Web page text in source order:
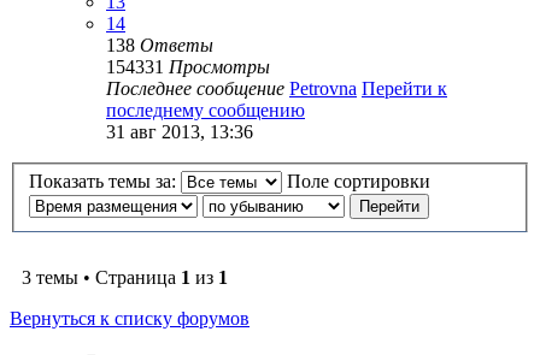
14
138 Ответы
154331 Просмотры
Последнее сообщение Petrovna Перейти к
последнему сообщению
31 авг 2013, 13:36
Показать темы за: Поле сортировки
3 темы • Страница 1 из 1
Вернуться к списку форумов